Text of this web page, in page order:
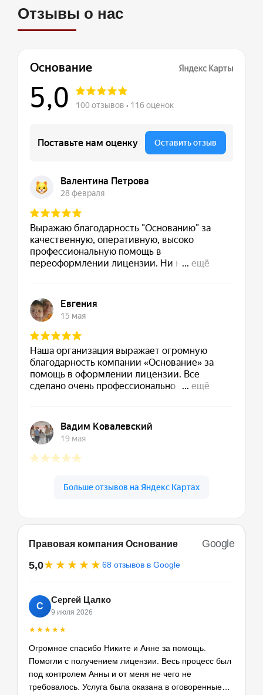
Отзывы о нас
Правовая компания Основание
Google
5,0★★★★★68 отзывов в Google
С
Сергей Цалко
9 июля 2026
★★★★★
Огромное спасибо Никите и Анне за помощь.
Помогли с получением лицензии. Весь процесс был
под контролем Анны и от меня не чего не
требовалось. Услуга была оказана в оговоренные